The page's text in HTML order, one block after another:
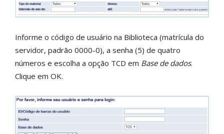
Informe o código de usuário na Biblioteca (matrícula do
servidor, padrão 0000-0), a senha (5) de quatro
números e escolha a opção TCD em Base de dados.
Clique em OK.